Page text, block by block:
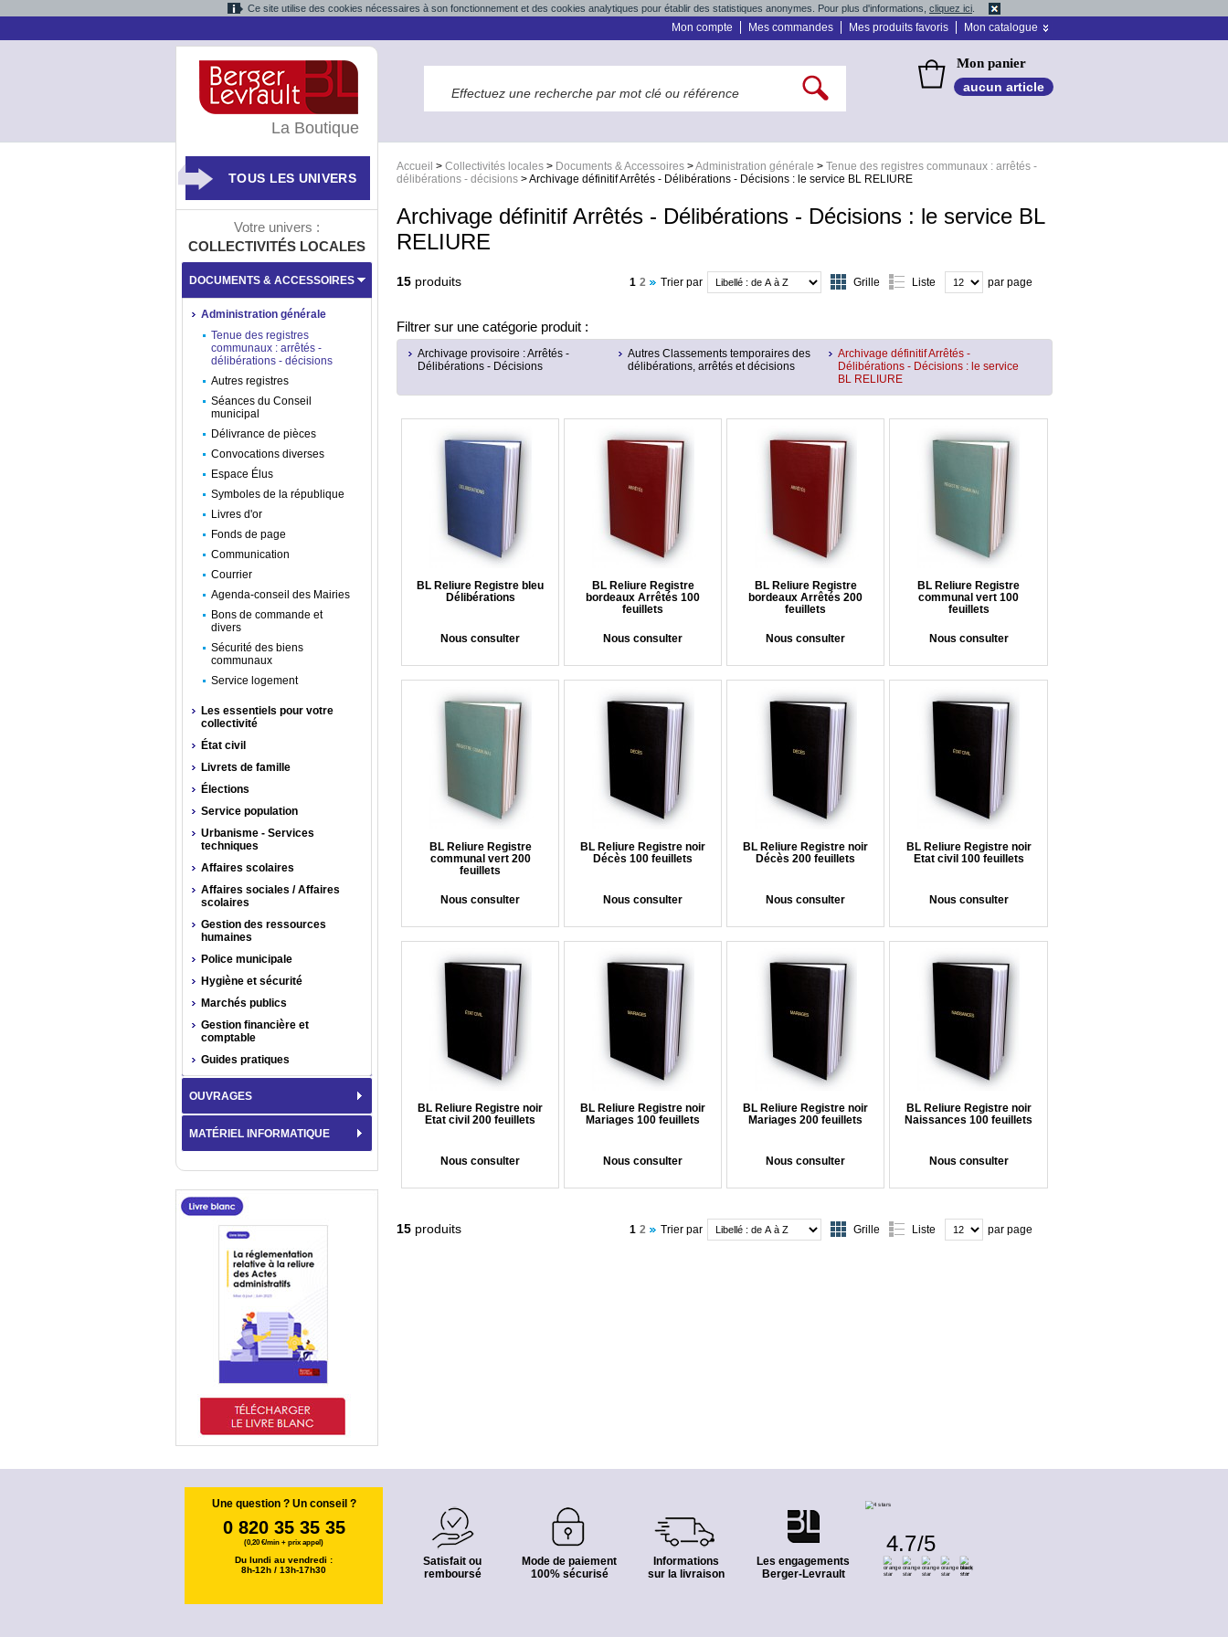
Ce site utilise des cookies nécessaires à son fonctionnement et des cookies analytiques pour établir des statistiques anonymes. Pour plus d'informations, cliquez ici
Mon compte Mes commandes Mes produits favoris Mon catalogue
Mon panier
aucun article
Accueil > Collectivités locales > Documents & Accessoires >Administration générale > Tenue des registres communaux : arrêtés -
délibérations - décisions >Archivage définitif Arrêtés - Délibérations - Décisions : le service BL RELIURE
Archivage définitif Arrêtés - Délibérations - Décisions : le service BL
RELIURE
15 produits par page
Grille Liste
Trier par
1 2
Filtrer sur une catégorie produit :
Archivage provisoire : Arrêtés -
Délibérations - Décisions
Autres Classements temporaires des
délibérations, arrêtés et décisions
Archivage définitif Arrêtés -
Délibérations - Décisions : le service
BL RELIURE
BL Reliure Registre bleu
Délibérations
Nous consulter
BL Reliure Registre
bordeaux Arrêtés 100
feuillets
Nous consulter
BL Reliure Registre
bordeaux Arrêtés 200
feuillets
Nous consulter
BL Reliure Registre
communal vert 100
feuillets
Nous consulter
BL Reliure Registre
communal vert 200
feuillets
Nous consulter
BL Reliure Registre noir
Décès 100 feuillets
Nous consulter
BL Reliure Registre noir
Décès 200 feuillets
Nous consulter
BL Reliure Registre noir
Etat civil 100 feuillets
Nous consulter
BL Reliure Registre noir
Etat civil 200 feuillets
Nous consulter
BL Reliure Registre noir
Mariages 100 feuillets
Nous consulter
BL Reliure Registre noir
Mariages 200 feuillets
Nous consulter
BL Reliure Registre noir
Naissances 100 feuillets
Nous consulter
15 produits par page
Grille Liste
Trier par
1 2
La Boutique
TOUS LES UNIVERS
Votre univers :
COLLECTIVITÉS LOCALES
DOCUMENTS & ACCESSOIRES
Administration générale
Tenue des registres
communaux : arrêtés -
délibérations - décisions
Autres registres
Séances du Conseil
municipal
Délivrance de pièces
Convocations diverses
Espace Élus
Symboles de la république
Livres d'or
Fonds de page
Communication
Courrier
Agenda-conseil des Mairies
Bons de commande et
divers
Sécurité des biens
communaux
Service logement
Les essentiels pour votre
collectivité
État civil
Livrets de famille
Élections
Service population
Urbanisme - Services
techniques
Affaires scolaires
Affaires sociales / Affaires
scolaires
Gestion des ressources
humaines
Police municipale
Hygiène et sécurité
Marchés publics
Gestion financière et
comptable
Guides pratiques
OUVRAGES
MATÉRIEL INFORMATIQUE
Une question ? Un conseil ?
0 820 35 35 35
(0,20 €/min + prix appel)
Du lundi au vendredi :
8h-12h / 13h-17h30
Satisfait ou
remboursé
Mode de paiement
100% sécurisé
Informations
sur la livraison
Les engagements
Berger-Levrault
4.7/5